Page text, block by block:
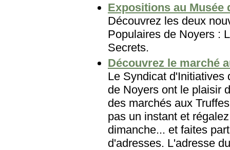
Expositions au Musée
Découvrez les deux
Populaires de Noyers :
Secrets.
Découvrez le marché
Le Syndicat d'Initiatives
de Noyers ont le plaisir
des marchés aux
pas un instant et
dimanche... et faites
d'adresses. L'adresse